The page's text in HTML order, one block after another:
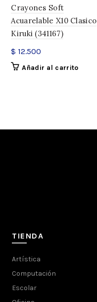
Crayones Soft
Acuarelable X10 Clasico
Kiruki (341167)
$ 12.500
Añadir al carrito
TIENDA
Artística
Computación
Escolar